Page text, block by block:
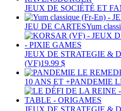
JEUX DE SOCIÉTÉ ET
JEU DE CARTESYum
JEUX DE STRATEGIE &
(VF)19.99 $
10 ANS ET +PANDEMIE
JEUX DE STRATEGIE &